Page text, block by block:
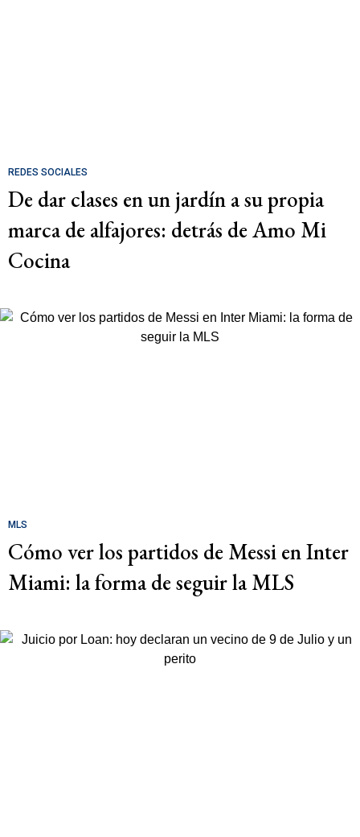
REDES SOCIALES
De dar clases en un jardín a su propia
marca de alfajores: detrás de Amo Mi
Cocina
MLS
Cómo ver los partidos de Messi en Inter
Miami: la forma de seguir la MLS